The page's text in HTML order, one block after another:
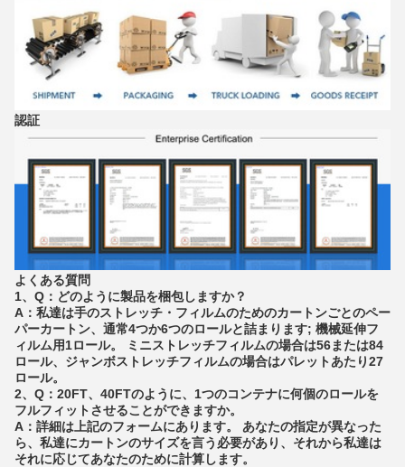
認証
よくある質問
1、Q：どのように製品を梱包しますか？
A：私達は手のストレッチ・フィルムのためのカートンごとのペー
パーカートン、通常4つか6つのロールと詰まります; 機械延伸フ
ィルム用1ロール。
ミニストレッチフィルムの場合は56または84
ロール、ジャンボストレッチフィルムの場合はパレットあたり27
ロール。
2、Q：20FT、40FTのように、1つのコンテナに何個のロールを
フルフィットさせることができますか。
A：詳細は上記のフォームにあります。
あなたの指定が異なった
ら、私達にカートンのサイズを言う必要があり、それから私達は
それに応じてあなたのために計算します。